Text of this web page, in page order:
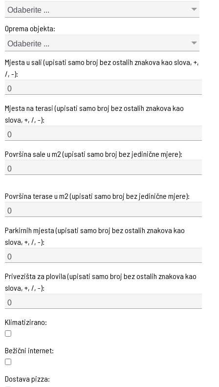
Odaberite ...
Oprema objekta:
Odaberite ...
Mjesta u sali (upisati samo broj bez ostalih znakova kao slova, +,
/, -):
Mjesta na terasi (upisati samo broj bez ostalih znakova kao
slova, +, /, -):
Površina sale u m2 (upisati samo broj bez jedinične mjere):
Površina terase u m2 (upisati samo broj bez jedinične mjere):
Parkirnih mjesta (upisati samo broj bez ostalih znakova kao
slova, +, /, -):
Privezišta za plovila (upisati samo broj bez ostalih znakova kao
slova, +, /, -):
Klimatizirano:
Bežični internet:
Dostava pizza: